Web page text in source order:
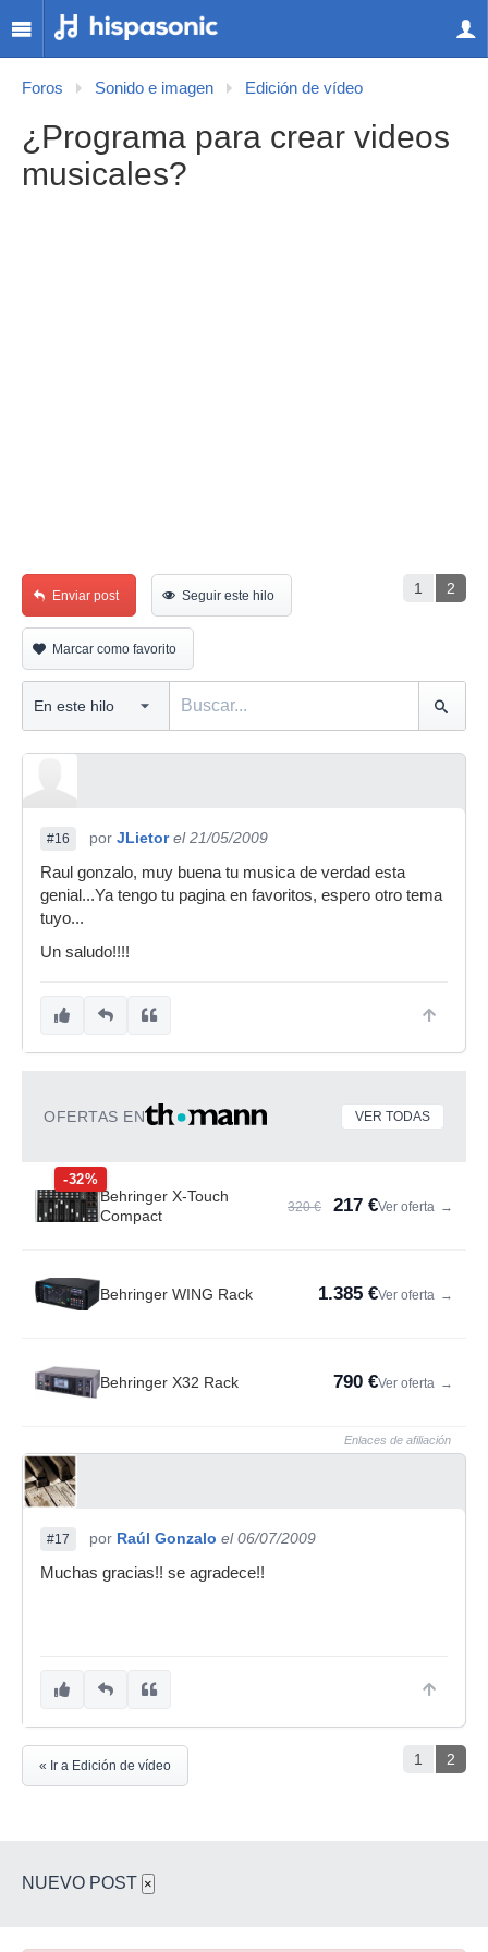
Foros Sonido e imagen Edición de vídeo
¿Programa para crear videos
musicales?
1 2
Enviar post Seguir este hilo
Marcar como favorito
#16 por JLietor el 21/05/2009
Raul gonzalo, muy buena tu musica de verdad esta
genial...Ya tengo tu pagina en favoritos, espero otro tema
tuyo...
Un saludo!!!!
OFERTAS EN VER TODAS
-32%
Behringer X-Touch
Compact
320 € 217 €Ver oferta →
Behringer WING Rack 1.385 €Ver oferta →
Behringer X32 Rack 790 €Ver oferta →
Enlaces de afiliación
#17 por Raúl Gonzalo el 06/07/2009
Muchas gracias!! se agradece!!
1 2
« Ir a Edición de vídeo
NUEVO POST ×